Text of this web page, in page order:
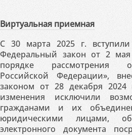
Виртуальная приемная
С 30 марта 2025 г.
Федеральный закон от 2
порядке рассмотрения
Российской Федерации»,
законом от 28 декабря
изменения исключили
гражданами и их
юридическими лицами,
электронного документа